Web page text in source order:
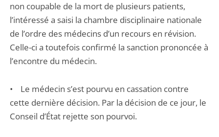
non coupable de la mort de plusieurs patients,
l’intéressé a saisi la chambre disciplinaire nationale
de l’ordre des médecins d’un recours en révision.
Celle-ci a toutefois confirmé la sanction prononcée à
l’encontre du médecin.
• Le médecin s’est pourvu en cassation contre
cette dernière décision. Par la décision de ce jour, le
Conseil d’État rejette son pourvoi.